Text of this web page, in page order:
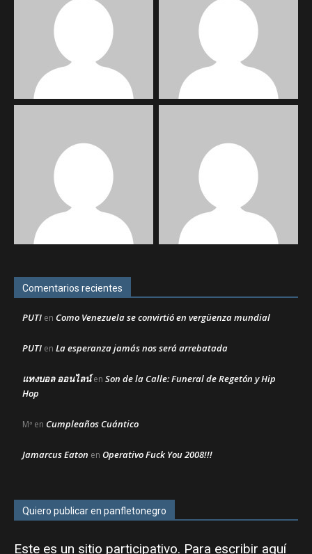
Comentarios recientes
PUTI en Como Venezuela se convirtió en vergüenza mundial
PUTI en La esperanza jamás nos será arrebatada
แทงบอล ออนไลน์en Son de la Calle: Funeral de Regetón y Hip
Hop
Mª en Cumpleaños Cuántico
Jamarcus Eaton en Operativo Fuck You 2008!!!
Quiero publicar en panfletonegro
Este es un sitio participativo. Para escribir aquí